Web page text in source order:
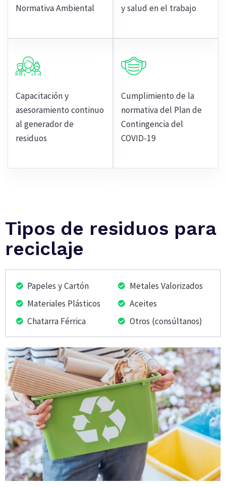
Normativa Ambiental
y salud en el trabajo
Capacitación y
asesoramiento continuo
al generador de
residuos
Cumplimiento de la
normativa del Plan de
Contingencia del
COVID-19
Tipos de residuos para
reciclaje
Papeles y Cartón
Materiales Plásticos
Chatarra Férrica
Metales Valorizados
Aceites
Otros (consúltanos)